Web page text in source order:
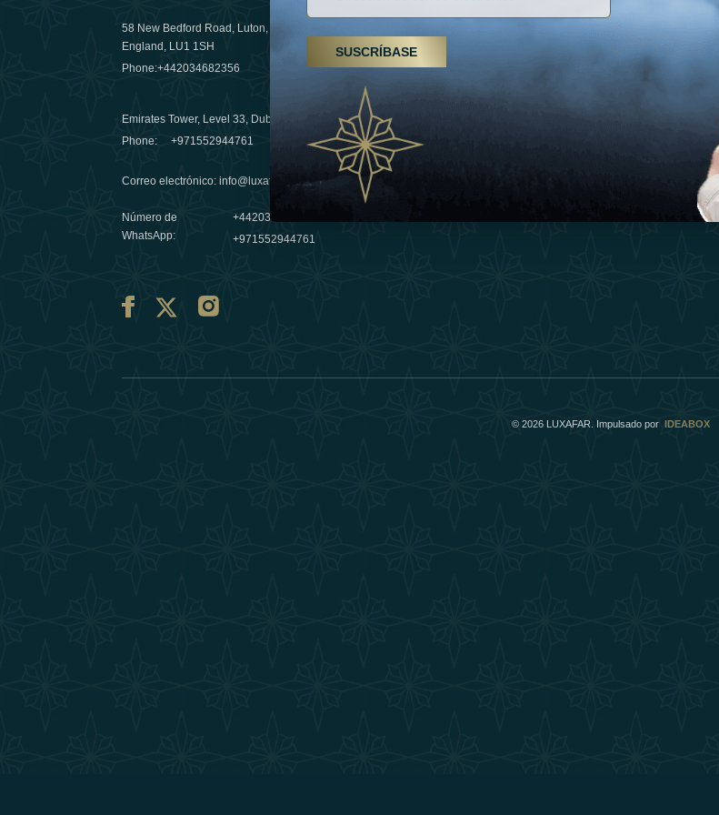
58 New Bedford Road, Luton,
England, LU1 1SH
Phone:+442034682356
Emirates Tower, Level 33, Dubai, UAE
Phone:+971552944761
Correo electrónico:info@luxafar.com
Número de
WhatsApp:
+442034682356
+971552944761
Senderismo, tratamientos de spa y yoga: los
Emiratos Árabes Unidos se erigen como un
03 April 2025
Évasions hivernales pour les voyageurs des
Émirats: redéfinir le voyage de luxe
10 March 2025
Esperienza
© 2026 LUXAFAR. Impulsado por IDEABOX
SUSCRÍBASE